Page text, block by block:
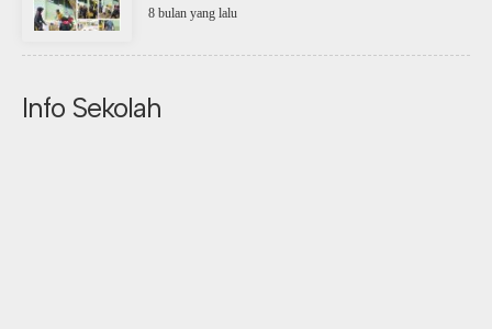
8 bulan yang lalu
Info Sekolah